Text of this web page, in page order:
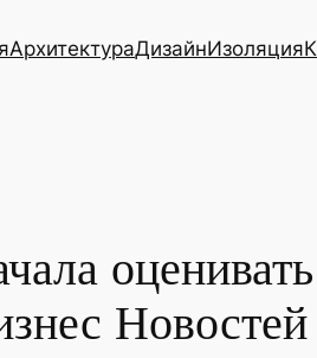
АрхитектураДизайнИзоляция
Новостей